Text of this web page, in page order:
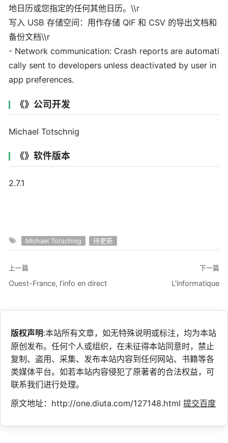
地日历或您指定的任何其他日历。\\r
写入 USB 存储空间：用作存储 QIF 和 CSV 的导出文档和
备份文档\\r
- Network communication: Crash reports are automati
cally sent to developers unless deactivated by user in
app preferences.
《》公司开发
Michael Totschnig
《》软件版本
2.7.1
Michael Totschnig 待更新
上一篇
Ouest-France, l’info en direct
下一篇
L'informatique
版权声明:本站所有文章，如无特殊说明或标注，均为本站
原创发布。任何个人或组织，在未征得本站同意时，禁止
复制、盗用、采集、发布本站内容到任何网站、书籍等各
类媒体平台。如若本站内容侵犯了原著者的合法权益，可
联系我们进行处理。
原文地址：http://one.diuta.com/127148.html 提交百度